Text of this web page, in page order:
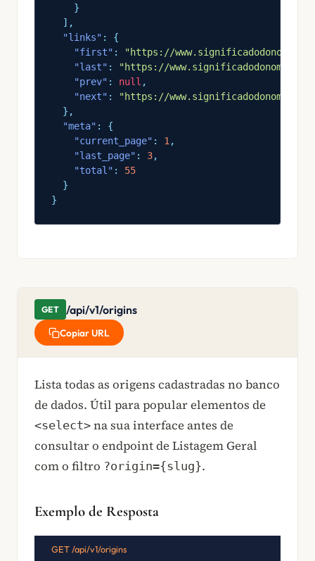
}
],
"links" : {
"first" :
"https://
"last" :
"https://
"prev" : null ,
"next" :
"https://
},
"meta" : {
"current_page" : 1 ,
"last_page" : 3,
"total" :
55
}
}
GET /api/v1/origins
Copiar URL
Lista todas as origens cadastradas no banco
de dados. Útil para popular elementos de
<select> na sua interface antes de
consultar o endpoint de Listagem Geral
com o filtro ?origin={slug}.
Exemplo de Resposta
GET /api/v1/origins